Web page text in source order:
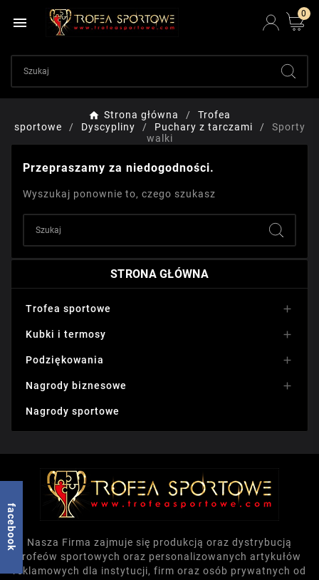

0
Strona główna
Trofea
sportowe
Dyscypliny Puchary z tarczami
Sporty
walki
Przepraszamy za niedogodności.
Wyszukaj ponownie to, czego szukasz
STRONA GŁÓWNA
Trofea sportowe 
Kubki i termosy 
Podziękowania 
Nagrody biznesowe 
Nagrody sportowe
Nasza Firma zajmuje się produkcją oraz dystrybucją
trofeów sportowych oraz personalizowanych artykułów
reklamowych dla instytucji, firm oraz osób prywatnych od
facebook